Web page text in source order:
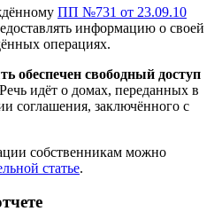
ПП №731 от 23.09.10
информацию о своей
операциях.
обеспечен свободный доступ
идёт о домах, переданных в
соглашения, заключённого с
собственникам можно
статье.